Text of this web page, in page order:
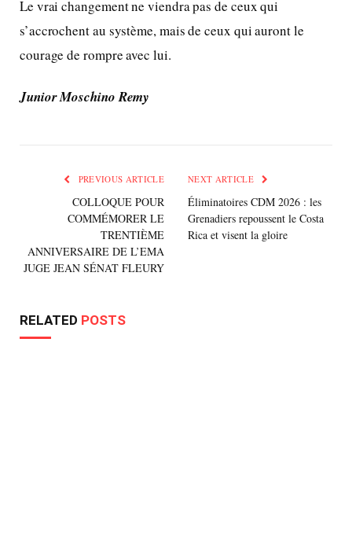
Le vrai changement ne viendra pas de ceux qui
s’accrochent au système, mais de ceux qui auront le
courage de rompre avec lui.
Junior Moschino Remy
PREVIOUS ARTICLE
COLLOQUE POUR
COMMÉMORER LE
TRENTIÈME
ANNIVERSAIRE DE L’EMA
JUGE JEAN SÉNAT FLEURY
NEXT ARTICLE
Éliminatoires CDM 2026 : les
Grenadiers repoussent le Costa
Rica et visent la gloire
RELATED POSTS